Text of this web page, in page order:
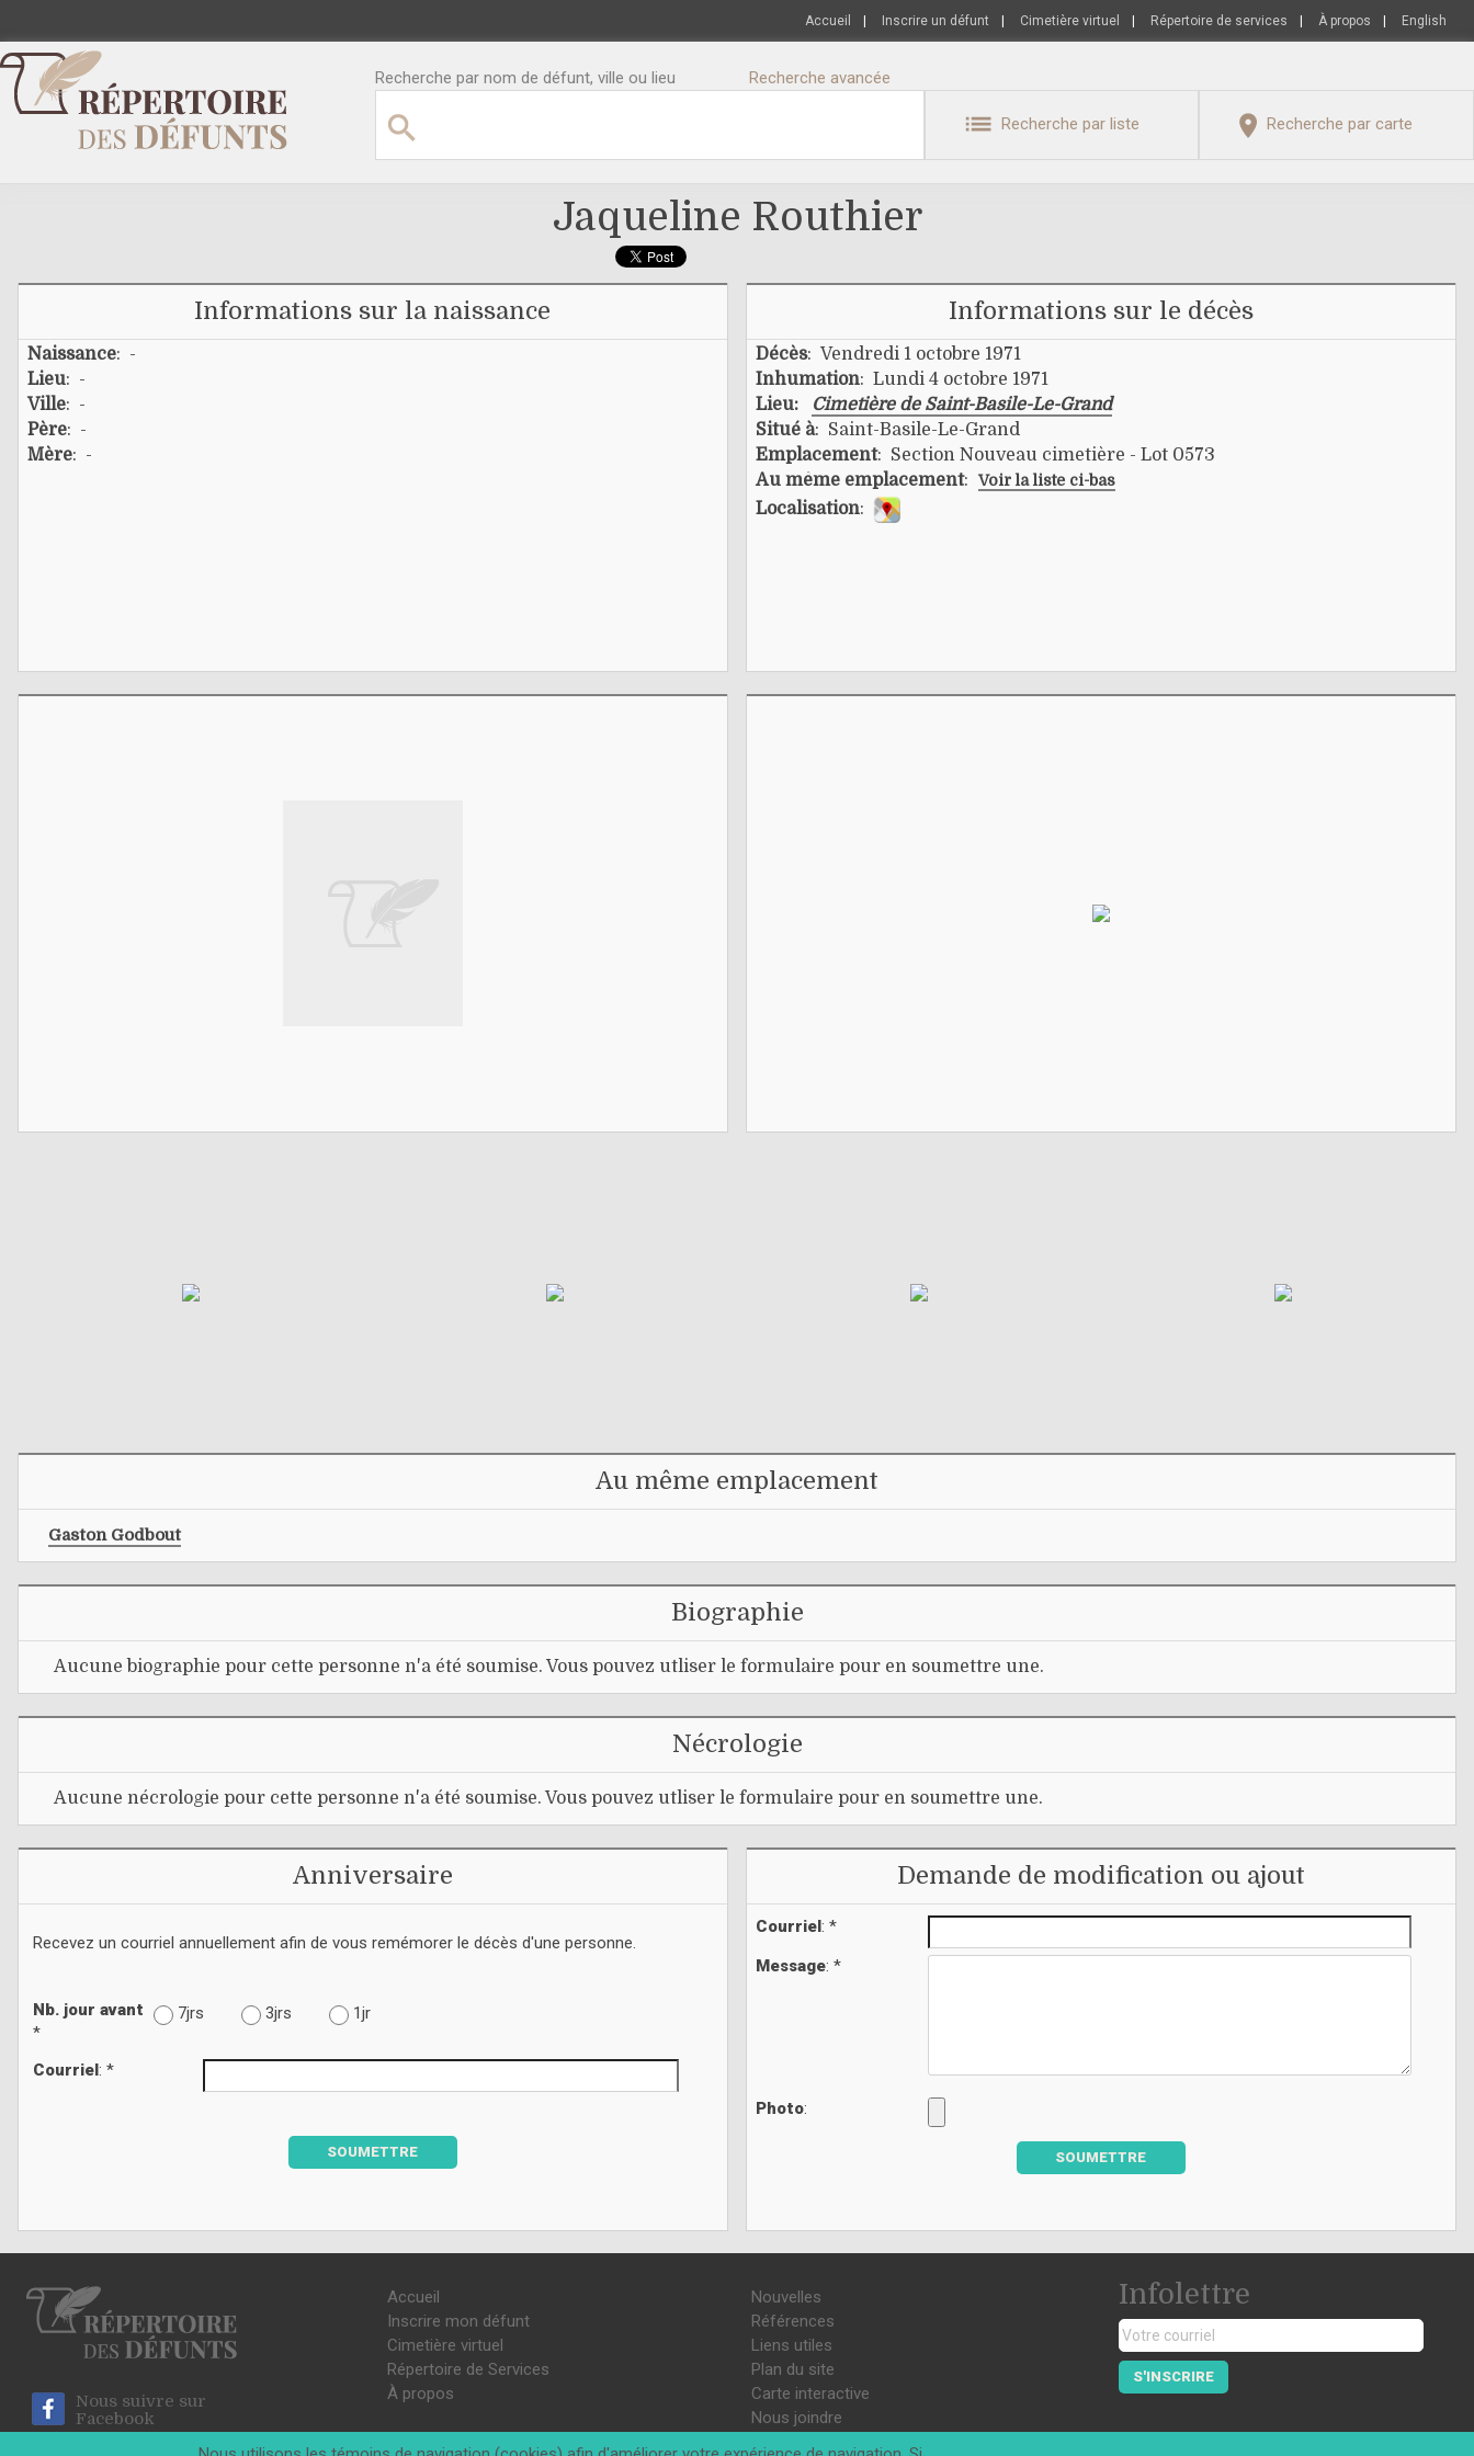
Accueil Inscrire un défunt Cimetière virtuel Répertoire de services À propos English
Recherche par nom de défunt, ville ou lieu Recherche avancée
Recherche par liste Recherche par carte
Jaqueline Routhier
Informations sur la naissance
Naissance: -
Lieu: -
Ville: -
Père: -
Mère: -
Informations sur le décès
Décès: Vendredi 1 octobre 1971
Inhumation: Lundi 4 octobre 1971
Lieu:
Cimetière de Saint-Basile-Le-Grand
Situé à: Saint-Basile-Le-Grand
Emplacement: Section Nouveau cimetière - Lot 0573
Au même emplacement: Voir la liste ci-bas
Localisation:
Au même emplacement
Gaston Godbout
Biographie
Aucune biographie pour cette personne n'a été soumise. Vous pouvez utliser le formulaire pour en soumettre une.
Nécrologie
Aucune nécrologie pour cette personne n'a été soumise. Vous pouvez utliser le formulaire pour en soumettre une.
Anniversaire
Recevez un courriel annuellement afin de vous remémorer le décès d'une personne.
Nb. jour avant
*
7jrs 3jrs 1jr
Courriel: *
SOUMETTRE
Demande de modification ou ajout
Courriel: *
Message: *
Photo:
SOUMETTRE
Nous suivre sur
Facebook
Accueil
Inscrire mon défunt
Cimetière virtuel
Répertoire de Services
À propos
Nouvelles
Références
Liens utiles
Plan du site
Carte interactive
Nous joindre
Infolettre
S'INSCRIRE